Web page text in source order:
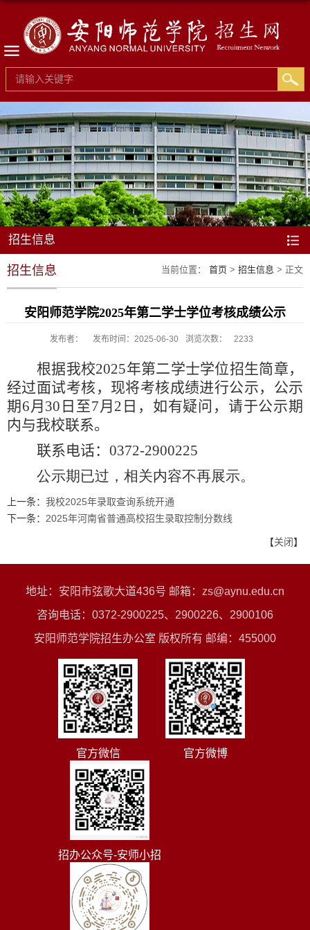
招生信息
当前位置： 首页 > 招生信息 > 正文
招生信息
安阳师范学院2025年第二学士学位考核成绩公示
发布者： 发布时间：2025-06-30 浏览次数： 2233
根据我校2025年第二学士学位招生简章，
经过面试考核，现将考核成绩进行公示，公示
期 6月 30 日至7月 2 日，如有疑问，请于公示期
内与我校联系。
联系电话： 0372-2900225
公示期已过，相关内容不再展示。
上一条： 我校2025年录取查询系统开通
下一条： 2025年河南省普通高校招生录取控制分数线
【关闭】
地址：安阳市弦歌大道436号 邮箱：zs@aynu.edu.cn
咨询电话：0372-2900225、2900226、2900106
安阳师范学院招生办公室 版权所有 邮编：455000
官方微信 官方微博
招办公众号-安师小招